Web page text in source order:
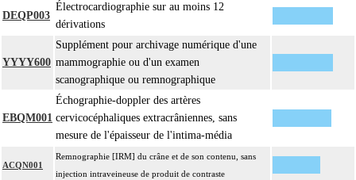
DEQP003
Électrocardiographie sur au moins 12
dérivations
YYYY600
Supplément pour archivage numérique d'une
mammographie ou d'un examen
scanographique ou remnographique
EBQM001
Échographie-doppler des artères
cervicocéphaliques extracrâniennes, sans
mesure de l'épaisseur de l'intima-média
ACQN001
Remnographie [IRM] du crâne et de son contenu, sans
injection intraveineuse de produit de contraste